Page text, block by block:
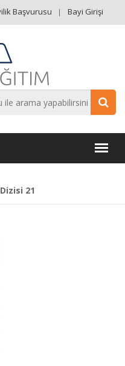
Başvurusu Bayi Girişi
21